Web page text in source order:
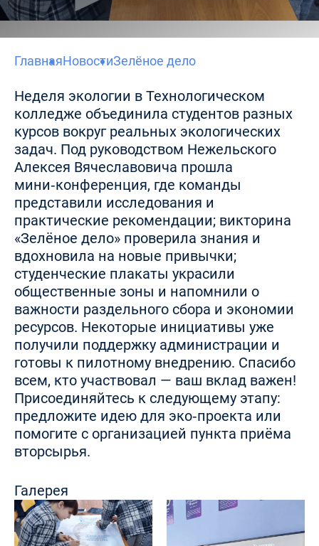
ГлавнаяНовостиЗелёное дело
Неделя экологии в Технологическом
колледже объединила студентов разных
курсов вокруг реальных экологических
задач. Под руководством Нежельского
Алексея Вячеславовича прошла
мини‑конференция, где команды
представили исследования и
практические рекомендации; викторина
«Зелёное дело» проверила знания и
вдохновила на новые привычки;
студенческие плакаты украсили
общественные зоны и напомнили о
важности раздельного сбора и экономии
ресурсов. Некоторые инициативы уже
получили поддержку администрации и
готовы к пилотному внедрению. Спасибо
всем, кто участвовал — ваш вклад важен!
Присоединяйтесь к следующему этапу:
предложите идею для эко‑проекта или
помогите с организацией пункта приёма
вторсырья.
Галерея